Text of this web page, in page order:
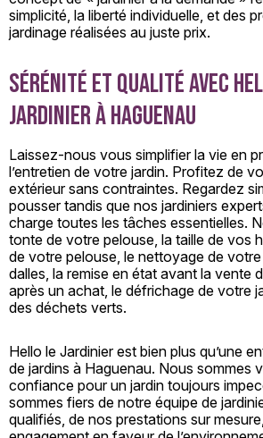
simplicité, la liberté individuelle, et des
jardinage réalisées au juste prix.
Sérénité et qualité avec
Jardinier à Haguenau
Laissez-nous vous simplifier la vie en
l’entretien de votre jardin. Profitez de
extérieur sans contraintes. Regardez
pousser tandis que nos jardiniers
charge toutes les tâches essentielles.
tonte de votre pelouse, la taille de vos
de votre pelouse, le nettoyage de
dalles, la remise en état avant la vente
après un achat, le défrichage de votre
des déchets verts.
Hello le Jardinier est bien plus qu’une
de jardins à Haguenau. Nous sommes
confiance pour un jardin toujours
sommes fiers de notre équipe de
qualifiés, de nos prestations sur